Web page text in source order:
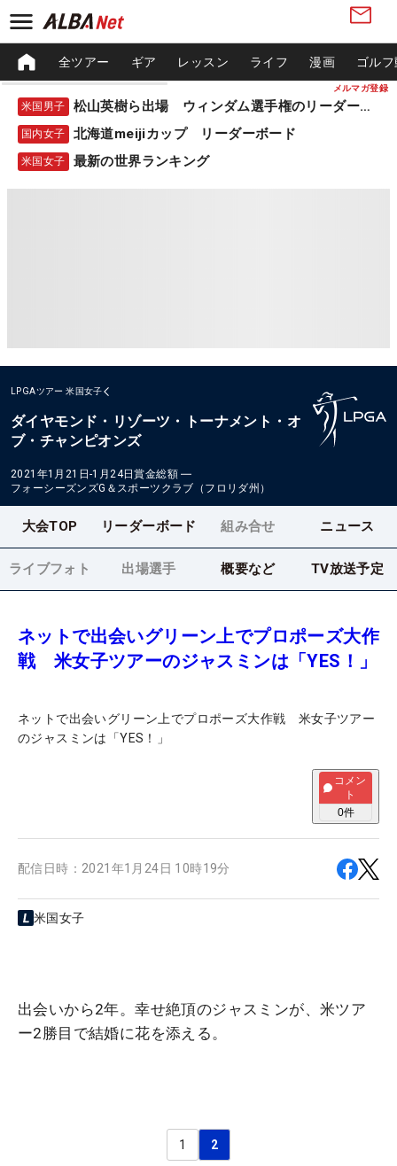
メルマガ登録
全ツアー ギア レッスン ライフ 漫画 ゴル
米国男子 松山英樹ら出場 ウィンダム選手権のリーダーボード
国内女子 北海道meijiカップ リーダーボード
米国女子 最新の世界ランキング
LPGAツアー 米国女子
ダイヤモンド・リゾーツ・トーナメント・オ
ブ・チャンピオンズ
2021年1月21日-1月24日賞金総額 ―
フォーシーズンズG＆スポーツクラブ（フロリダ州）
大会TOP リーダーボード 組み合せ ニュース
ライブフォト 出場選手 概要など TV放送予定
ネットで出会いグリーン上でプロポーズ大作
戦 米女子ツアーのジャスミンは「YES！」
ネットで出会いグリーン上でプロポーズ大作戦 米女子ツアー
のジャスミンは「YES！」
コメン
ト
0件
配信日時： 2021年1月24日 10時19分
米国女子
出会いから2年。幸せ絶頂のジャスミンが、米ツア
ー2勝目で結婚に花を添える。
1 2